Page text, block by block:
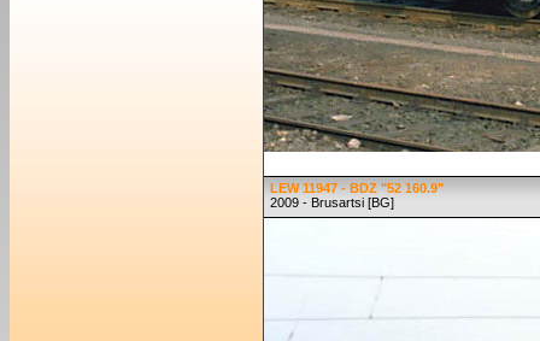
LEW 11947 - BDZ "52 160.9"
2009 - Brusartsi [BG]